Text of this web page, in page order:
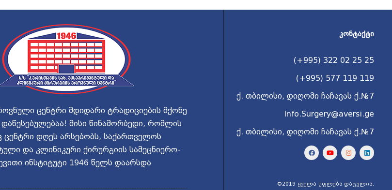
ცენტრი მდიდარი ტრადიციების მქონე
მისი წინამორბედი, რომლის
ცენტრი დღეს არსებობს, საქართველოს
და კლინიკური ქირურგიის სამეცნიერო-
ინსტიტუტი 1946 წელს დაარსდა
ᲙᲝᲜᲢᲐᲥᲢᲘ
(+995) 322 02 25 25
(+995) 577 119 119
ქ. თბილისი, დიღომი ჩაჩავას ქ.№7
Info.Surgery@aversi.ge
ქ. თბილისი, დიღომი ჩაჩავას ქ.№7
©2019 ყველა უფლება დაცულია.